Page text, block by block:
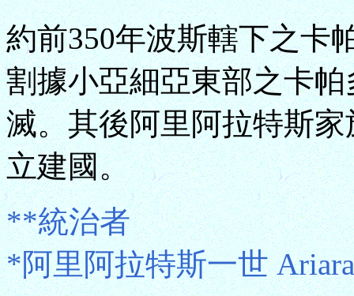
約前350年波斯轄下之卡
割據小亞細亞東部之卡
滅。其後阿里阿拉特斯
立建國。
**統治者
*阿里阿拉特斯一世